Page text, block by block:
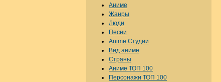
Аниме
Жанры
Люди
Песни
Anime Студии
Вид аниме
Страны
Аниме ТОП 100
Персонажи ТОП 100